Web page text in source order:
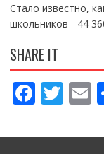
Стало известно,
школьников - 44
SHARE IT
F
e
T
itt
E